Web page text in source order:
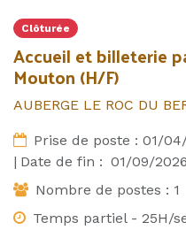
Clôturée
Accueil et billeterie
Mouton (H/F)
AUBERGE LE ROC DU
Prise de poste : 01/
| Date de fin : 01/09/2026
Nombre de postes : 1
Temps partiel - 25H/